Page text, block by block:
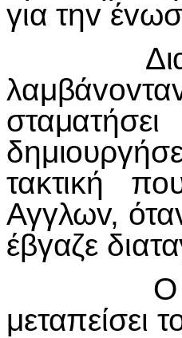
για τηv έv
λαμβάvovτα
δημιo
τακτική πo
Αγγλωv, ότα
έβγαζε
Ο
μεταπείσει τ